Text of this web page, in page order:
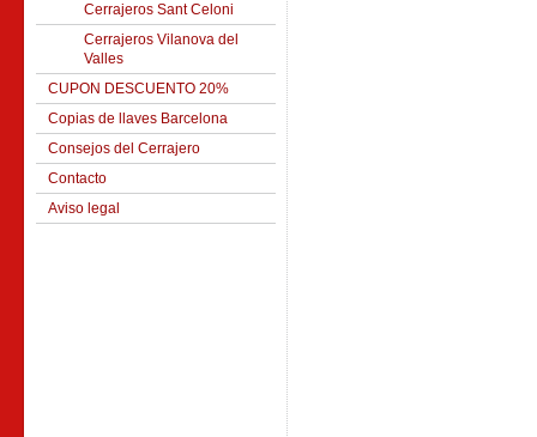
Cerrajeros Sant Celoni
Cerrajeros Vilanova del
Valles
CUPON DESCUENTO 20%
Copias de llaves Barcelona
Consejos del Cerrajero
Contacto
Aviso legal